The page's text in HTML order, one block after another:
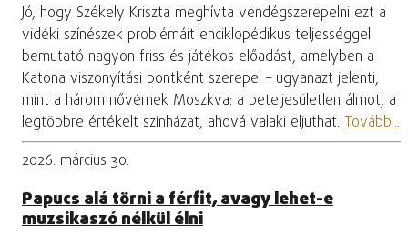
Jó, hogy Székely Kriszta meghívta vendégszerepelni ezt a
vidéki színészek problémáit enciklopédikus teljességgel
bemutató nagyon friss és játékos előadást, amelyben a
Katona viszonyítási pontként szerepel – ugyanazt jelenti,
mint a három nővérnek Moszkva: a beteljesületlen álmot, a
legtöbbre értékelt színházat, ahová valaki eljuthat. Tovább...
2026. március 30.
Papucs alá törni a férfit, avagy lehet-e
muzsikaszó nélkül élni